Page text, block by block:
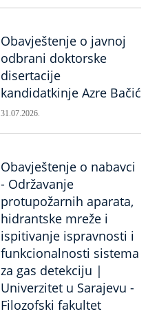
Obavještenje o javnoj
odbrani doktorske
disertacije
kandidatkinje Azre Bačić
31.07.2026.
Obavještenje o nabavci
- Održavanje
protupožarnih aparata,
hidrantske mreže i
ispitivanje ispravnosti i
funkcionalnosti sistema
za gas detekciju |
Univerzitet u Sarajevu -
Filozofski fakultet